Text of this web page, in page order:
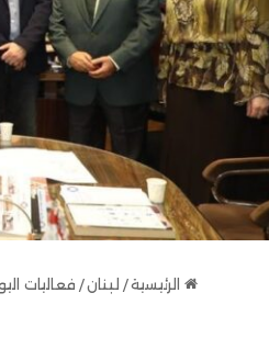
الرئيسية/ لبنان/ فعاليات